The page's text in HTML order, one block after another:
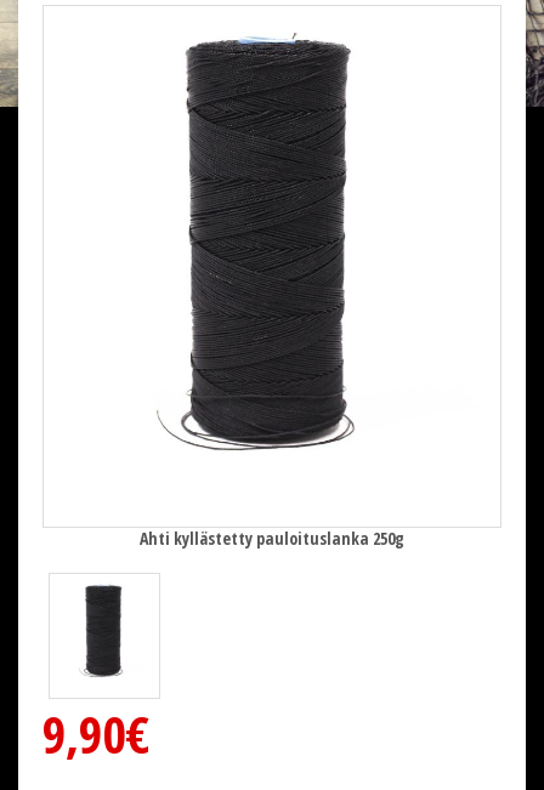
Ahti kyllästetty pauloituslanka 250g
9,90€